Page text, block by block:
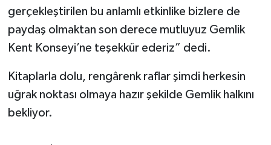
gerçekleştirilen bu anlamlı etkinlike bizlere de
paydaş olmaktan son derece mutluyuz Gemlik
Kent Konseyi’ne teşekkür ederiz” dedi.
Kitaplarla dolu, rengârenk raflar şimdi herkesin
uğrak noktası olmaya hazır şekilde Gemlik halkını
bekliyor.